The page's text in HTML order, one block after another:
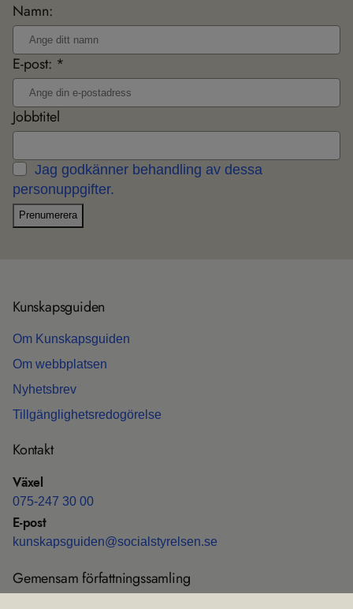
Namn:
E-post: *
Jobbtitel
Jag godkänner behandling av dessa
personuppgifter.
Prenumerera
Kun­skaps­gui­den
Om Kun­skaps­gui­den
Om webb­plat­sen
Nyhets­b­rev
Till­gäng­lig­hets­re­do­gö­relse
Kon­takt
Växel
075-247 30 00
E-post
kun­skaps­gui­den@soci­al­sty­rel­sen.se
Gemen­sam för­fatt­nings­sam­ling